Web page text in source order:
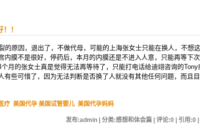
！
的原因，退出了，不做代母，可能的上海张女士只能在换人，不想
内膜不是很好，停药后，本月的内膜还是不进入人意，只能再等下
月的张女士真是觉得无法再等待了，只能打电话给迪翊咨询的Tony
有些可惜了，因为无法判断是否换了人就没有其他任何问题，而且
疗 美国代孕 美国试管婴儿 美国代孕妈妈
发布:admin | 分类:感想和体会篇 | 评论:0 | 引用:0 |